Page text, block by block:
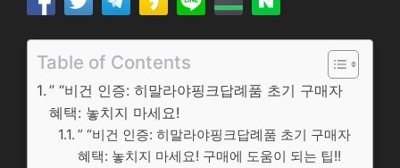
Table of Contents
” “비건 인증: 히말라야핑크답례품 초기 구매자
혜택: 놓치지 마세요!
” “비건 인증: 히말라야핑크답례품 초기 구매자
혜택: 놓치지 마세요! 구매에 도움이 되는 팁!!